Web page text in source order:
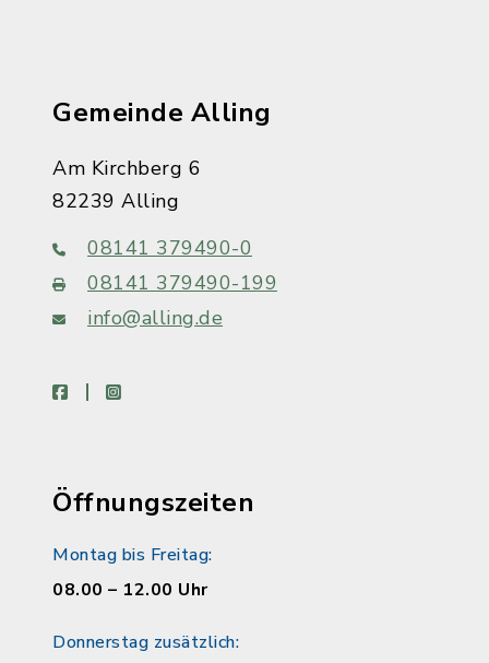
Gemeinde Alling
Am Kirchberg 6
82239 Alling
08141 379490-0
08141 379490-199
info@alling.de
facebookinstagram
Öffnungszeiten
Montag bis Freitag:
08.00 – 12.00 Uhr
Donnerstag zusätzlich: